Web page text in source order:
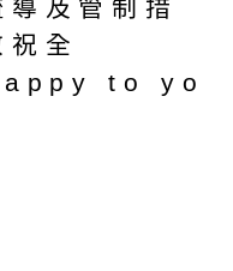
及管制措
全
to yo